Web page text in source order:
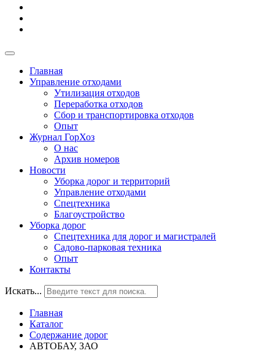
Главная
Управление отходами
Утилизация отходов
Переработка отходов
Сбор и транспортировка отходов
Опыт
Журнал ГорХоз
О нас
Архив номеров
Новости
Уборка дорог и территорий
Управление отходами
Спецтехника
Благоустройство
Уборка дорог
Спецтехника для дорог и магистралей
Садово-парковая техника
Опыт
Контакты
Искать...
Главная
Каталог
Содержание дорог
АВТОБАУ, ЗАО